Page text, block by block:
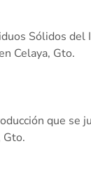
Sólidos
Celaya, Gto.
que se
Gto.